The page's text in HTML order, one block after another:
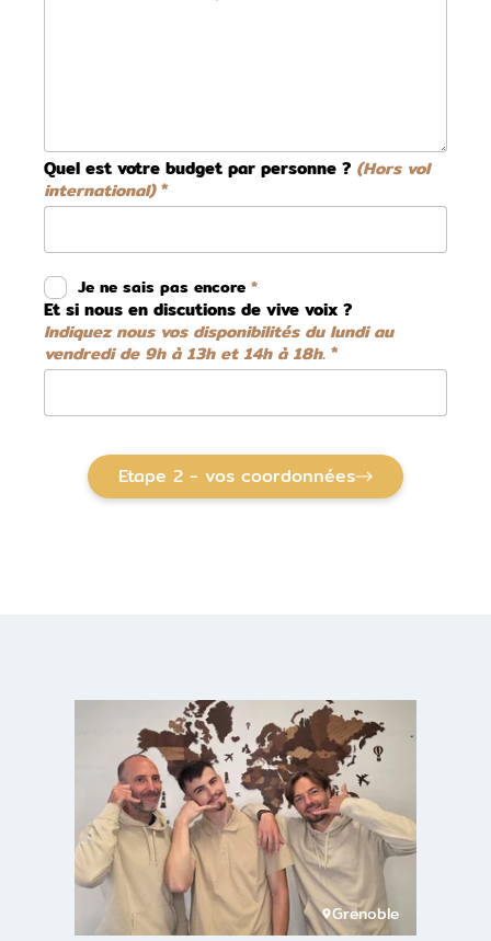
Quel est votre budget par personne ? (Hors vol
international)
Je ne sais pas encore
Et si nous en discutions de vive voix ?
Indiquez nous vos disponibilités du lundi au
vendredi de 9h à 13h et 14h à 18h.
Etape 2 - vos coordonnées
Grenoble